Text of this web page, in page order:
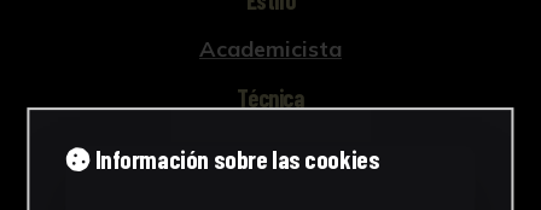
Academicista
Técnica
Fotografía Digital Videocreación
Información sobre las cookies